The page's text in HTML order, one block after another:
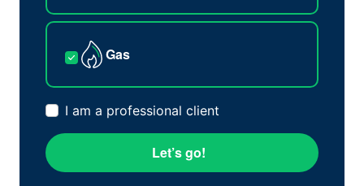
Gas
I am a professional client
Let’s go!